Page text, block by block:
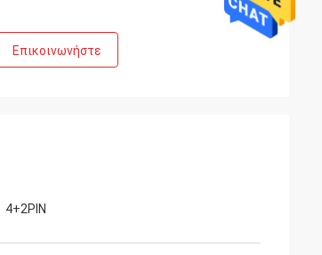
Επικοινωνήστε
4+2PIN